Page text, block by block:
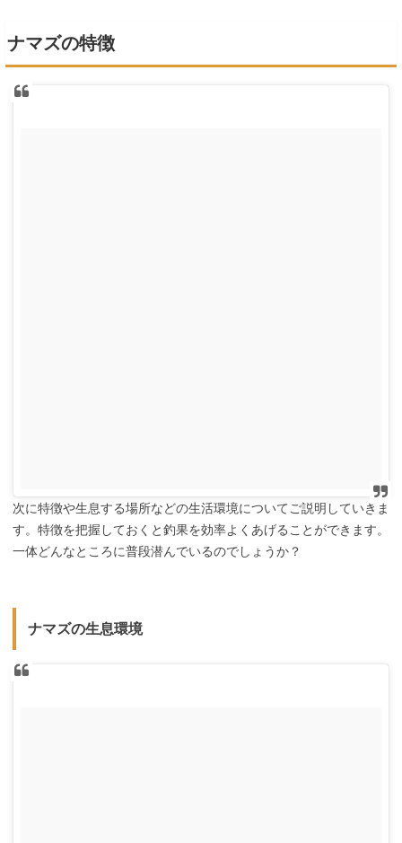
ナマズの特徴
次に特徴や生息する場所などの生活環境についてご説明していきま
す。特徴を把握しておくと釣果を効率よくあげることができます。
一体どんなところに普段潜んでいるのでしょうか？
ナマズの生息環境